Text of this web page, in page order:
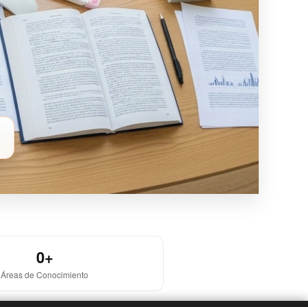
0+
Áreas de Conocimiento